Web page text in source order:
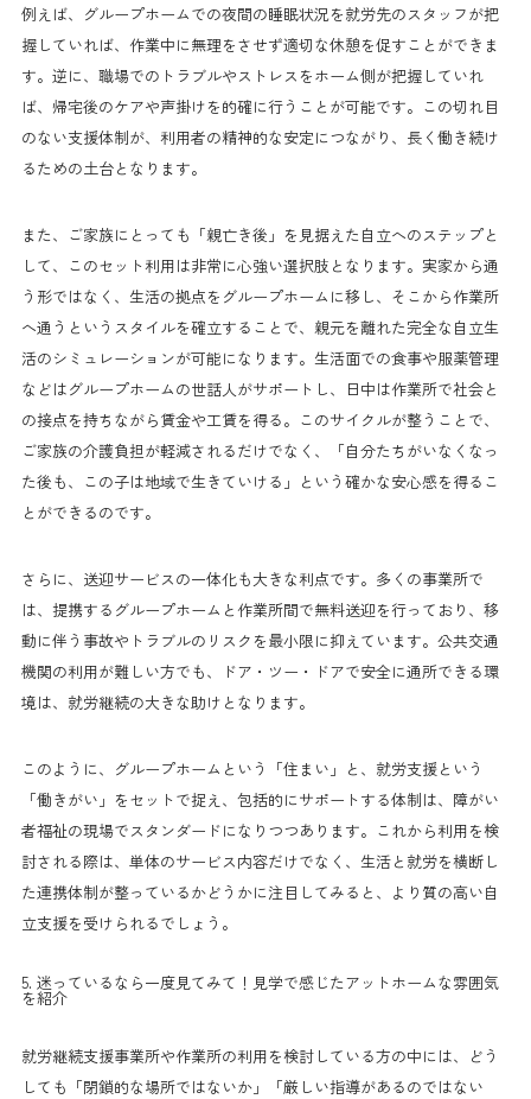
例えば、グループホームでの夜間の睡眠状況を就労先のスタッフが把
握していれば、作業中に無理をさせず適切な休憩を促すことができま
す。逆に、職場でのトラブルやストレスをホーム側が把握していれ
ば、帰宅後のケアや声掛けを的確に行うことが可能です。この切れ目
のない支援体制が、利用者の精神的な安定につながり、長く働き続け
るための土台となります。
また、ご家族にとっても「親亡き後」を見据えた自立へのステップと
して、このセット利用は非常に心強い選択肢となります。実家から通
う形ではなく、生活の拠点をグループホームに移し、そこから作業所
へ通うというスタイルを確立することで、親元を離れた完全な自立生
活のシミュレーションが可能になります。生活面での食事や服薬管理
などはグループホームの世話人がサポートし、日中は作業所で社会と
の接点を持ちながら賃金や工賃を得る。このサイクルが整うことで、
ご家族の介護負担が軽減されるだけでなく、「自分たちがいなくなっ
た後も、この子は地域で生きていける」という確かな安心感を得るこ
とができるのです。
さらに、送迎サービスの一体化も大きな利点です。多くの事業所で
は、提携するグループホームと作業所間で無料送迎を行っており、移
動に伴う事故やトラブルのリスクを最小限に抑えています。公共交通
機関の利用が難しい方でも、ドア・ツー・ドアで安全に通所できる環
境は、就労継続の大きな助けとなります。
このように、グループホームという「住まい」と、就労支援という
「働きがい」をセットで捉え、包括的にサポートする体制は、障がい
者福祉の現場でスタンダードになりつつあります。これから利用を検
討される際は、単体のサービス内容だけでなく、生活と就労を横断し
た連携体制が整っているかどうかに注目してみると、より質の高い自
立支援を受けられるでしょう。
5. 迷っているなら一度見てみて！見学で感じたアットホームな雰囲気
を紹介
就労継続支援事業所や作業所の利用を検討している方の中には、どう
しても「閉鎖的な場所ではないか」「厳しい指導があるのではない